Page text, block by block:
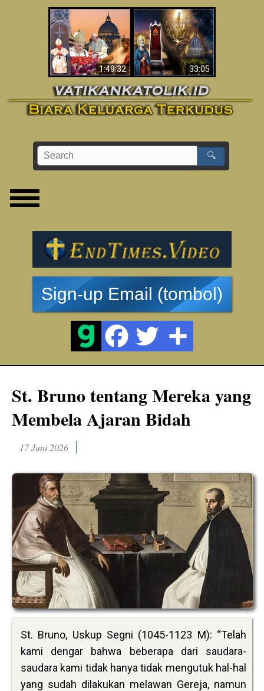
1:49:32
Wahyu di Vatikan
Sekarang
33:05
Apakah Alkitab
Memprediksikan 70
Tahun Tanpa
Seorang Paus?
🔍
Sign-up Email (tombol)
St. Bruno tentang Mereka yang
Membela Ajaran Bidah
17 Juni 2026
St. Bruno, Uskup Segni (1045-1123 M): “Telah
kami dengar bahwa beberapa dari saudara-
saudara kami tidak hanya tidak mengutuk hal-hal
yang sudah dilakukan melawan Gereja, namun